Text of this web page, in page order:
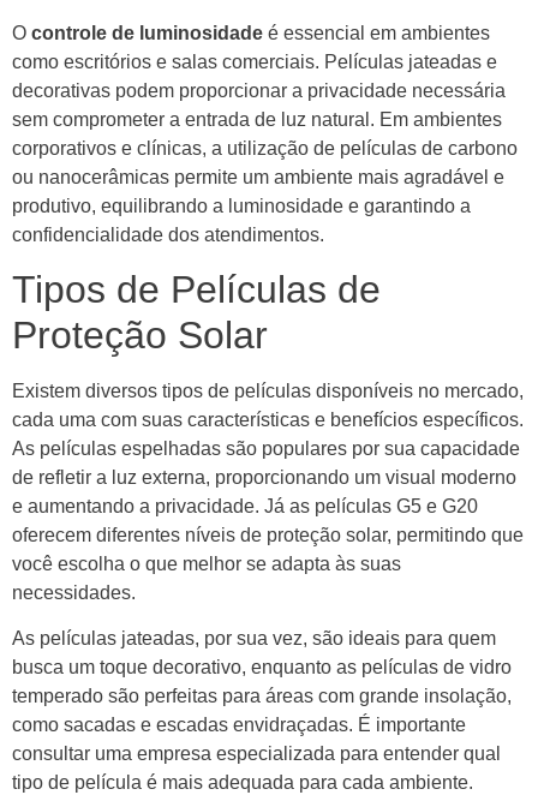
O controle de luminosidade é essencial em ambientes
como escritórios e salas comerciais. Películas jateadas e
decorativas podem proporcionar a privacidade necessária
sem comprometer a entrada de luz natural. Em ambientes
corporativos e clínicas, a utilização de películas de carbono
ou nanocerâmicas permite um ambiente mais agradável e
produtivo, equilibrando a luminosidade e garantindo a
confidencialidade dos atendimentos.
Tipos de Películas de
Proteção Solar
Existem diversos tipos de películas disponíveis no mercado,
cada uma com suas características e benefícios específicos.
As películas espelhadas são populares por sua capacidade
de refletir a luz externa, proporcionando um visual moderno
e aumentando a privacidade. Já as películas G5 e G20
oferecem diferentes níveis de proteção solar, permitindo que
você escolha o que melhor se adapta às suas
necessidades.
As películas jateadas, por sua vez, são ideais para quem
busca um toque decorativo, enquanto as películas de vidro
temperado são perfeitas para áreas com grande insolação,
como sacadas e escadas envidraçadas. É importante
consultar uma empresa especializada para entender qual
tipo de película é mais adequada para cada ambiente.